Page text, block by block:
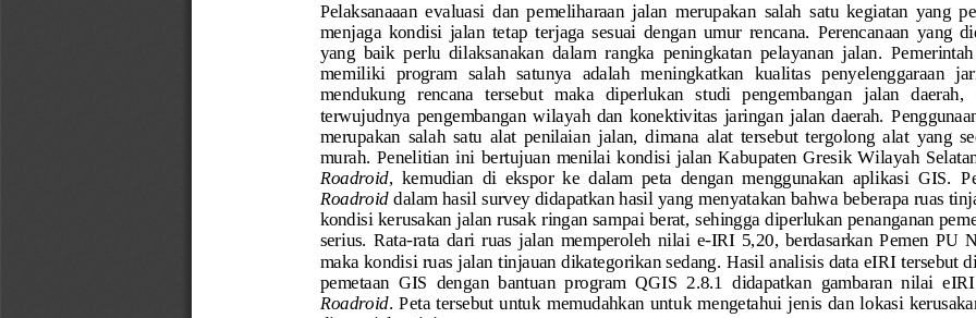
Pelaksanaaan  evaluasi  dan  pemeliharaan  jalan  merupakan salah  satu kegiatan  yang
menjaga kondisi jalan  tetap  terjaga  sesuai dengan umur  rencana. Perencanaan yang
yang  baik  perlu  dilaksanakan  dalam  rangka  peningkatan  pelayanan  jalan.
memiliki  program  salah  satunya  adalah  meningkatkan  kualitas  penyelenggaraan
mendukung   rencana   tersebut   maka diperlukan studi   pengembangan   jalan   daerah,
terwujudnya  pengembangan  wilayah  dan  konektivitas  jaringan  jalan  daerah.
merupakan  salah  satu  alat  penilaian  jalan,  dimana  alat  tersebut  tergolong  alat  yang
murah. Penelitian  ini  bertujuan menilai  kondisi  jalan  Kabupaten  Gresik  Wilayah
Roadroid,  kemudian  di  ekspor  ke  dalam  peta  dengan  menggunakan  aplikasi  GIS.
Roadroid dalam hasil survey didapatkan hasil yang menyatakan bahwa beberapa ruas
kondisi kerusakan jalan rusak ringan sampai berat, sehingga diperlukan penanganan
serius. Rata-rata  dari  ruas  jalan  memperoleh  nilai  e-IRI  5,20,  berdasarkan  Pemen  PU
maka kondisi ruas jalan tinjauan dikategorikan sedang. Hasil analisis data eIRI tersebut
pemetaan  GIS  dengan  bantuan  program  QGIS  2.8.1  didapatkan  gambaran  nilai
Roadroid. Peta tersebut untuk memudahkan untuk mengetahui jenis dan lokasi